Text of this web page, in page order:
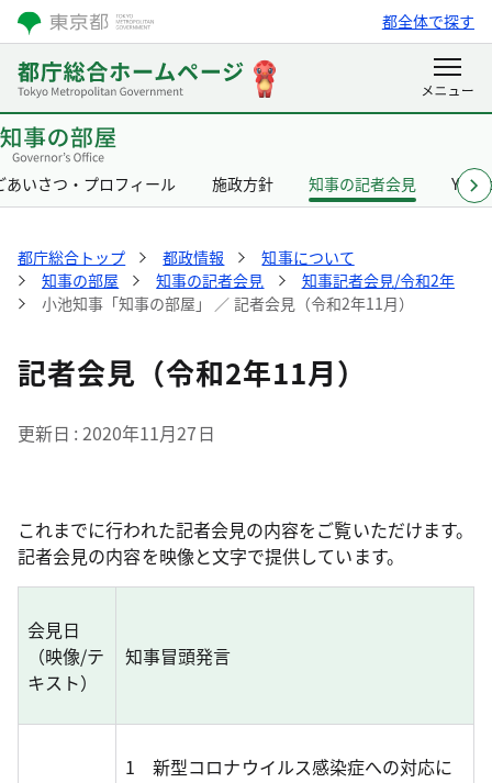
都全体で探す
あいさつ・プロフィール 施政方針 知事の記者会見
都庁総合トップ 都政情報
知事について
知事の部屋
知事の記者会見
知事記者会見/令和2年
小池知事「知事の部屋」 ／ 記者会見（令和2年11月）
記者会見（令和2年11月）
更新日 2020年11月27日
これまでに行われた記者会見の内容をご覧いただけます。
記者会見の内容を映像と文字で提供しています。
会見日
（映像/テ
キスト）
知事冒頭発言
1 新型コロナウイルス感染症への対応に